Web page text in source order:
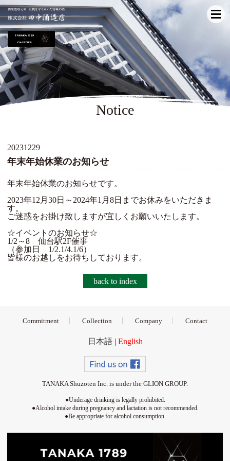
Notice
20231229
年末年始休業のお知らせ
年末年始休業のお知らせです。
2023年12月30日～2024年1月8日までお休みをいただきま
す。
ご迷惑をお掛け致しますが宜しくお願いいたします。
☆イベントのお知らせ☆
1/2～8 仙台駅2F催事
（参加日 1/2.1/4.1/6）
皆様のお越しをお待ちしております。
back to index
Commitment Collection Company Contact
日本語| English
TANAKA Shuzoten Inc. is under the GLION GROUP.
●Underage drinking is legally prohibited.
●Alcohol intake during pregnancy and lactation is not recommended.
●Be appropriate for alcohol consumption.